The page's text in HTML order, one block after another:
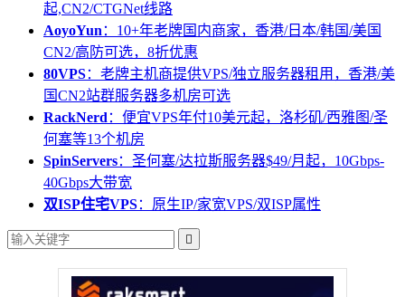
起,CN2/CTGNet线路
AoyoYun ：10+年老牌国内商家，香港/日本/韩国/美国
CN2/高防可选，8折优惠
80VPS：老牌主机商提供VPS/独立服务器租用，香港/美
国CN2站群服务器多机房可选
RackNerd ：便宜VPS年付10美元起，洛杉矶/西雅图/圣
何塞等13个机房
SpinServers：圣何塞/达拉斯服务器$49/月起，10Gbps-
40Gbps大带宽
双ISP住宅VPS：原生IP/家宽VPS/双ISP属性
